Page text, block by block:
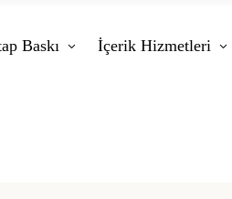
Baskı İçerik Hizmetleri